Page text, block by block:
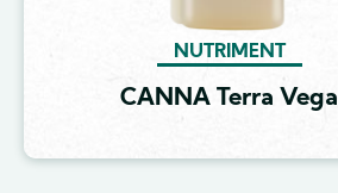
NUTRIMENT
CANNA Terra Vega